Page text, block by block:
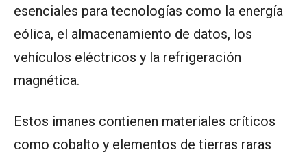
esenciales para tecnologías como la energía
eólica, el almacenamiento de datos, los
vehículos eléctricos y la refrigeración
magnética.
Estos imanes contienen materiales críticos
como cobalto y elementos de tierras raras